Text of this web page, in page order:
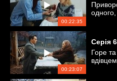
00:22:35
00:23:07
Серія 6
Горе
вдівцем